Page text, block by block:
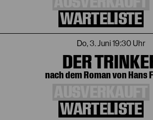
WARTELISTE
Do, 3. Juni19:30 Uhr
DER
nach dem Roman von Hans
WARTELISTE